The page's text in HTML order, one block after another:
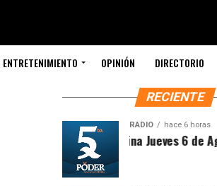
ENTRETENIMIENTO OPINIÓN DIRECTORIO
RECIENTE
RADIO hace 6 horas
Síntesis Matutina Jueves 6 de